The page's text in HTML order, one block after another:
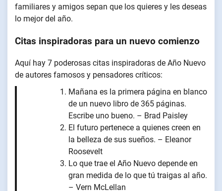
familiares y amigos sepan que los quieres y les deseas
lo mejor del año.
Citas inspiradoras para un nuevo comienzo
Aquí hay 7 poderosas citas inspiradoras de Año Nuevo
de autores famosos y pensadores críticos:
Mañana es la primera página en blanco
de un nuevo libro de 365 páginas.
Escribe uno bueno. – Brad Paisley
El futuro pertenece a quienes creen en
la belleza de sus sueños. – Eleanor
Roosevelt
Lo que trae el Año Nuevo depende en
gran medida de lo que tú traigas al año.
– Vern McLellan